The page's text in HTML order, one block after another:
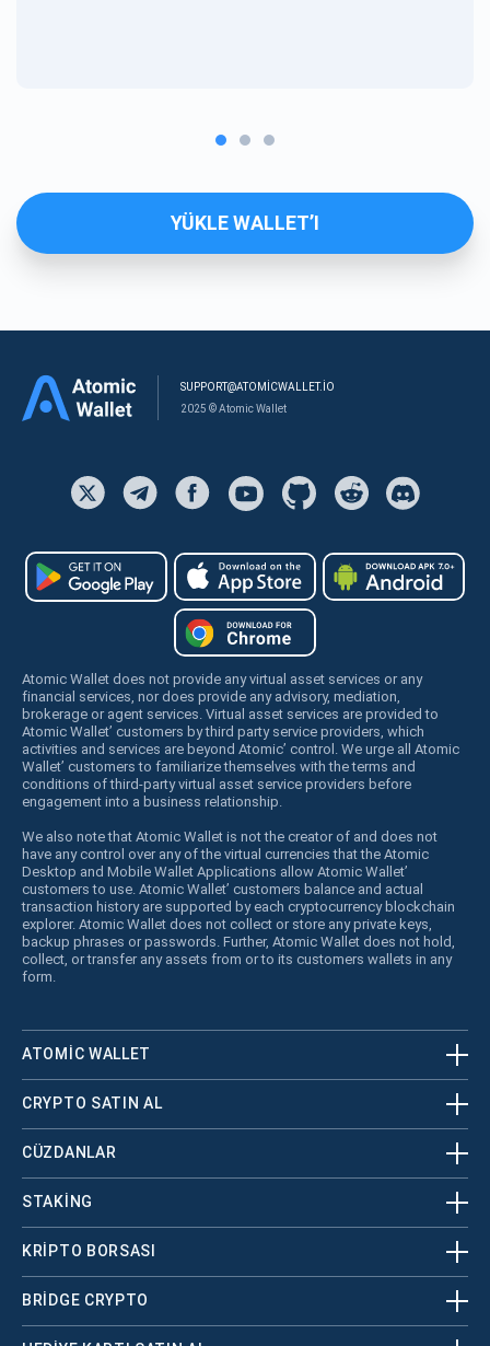
YÜKLE WALLET’I
SUPPORT@ATOMICWALLET.IO
2025 © Atomic Wallet
Atomic Wallet does not provide any virtual asset services or any
financial services, nor does provide any advisory, mediation,
brokerage or agent services. Virtual asset services are provided to
Atomic Wallet’ customers by third party service providers, which
activities and services are beyond Atomic’ control. We urge all Atomic
Wallet’ customers to familiarize themselves with the terms and
conditions of third-party virtual asset service providers before
engagement into a business relationship.
We also note that Atomic Wallet is not the creator of and does not
have any control over any of the virtual currencies that the Atomic
Desktop and Mobile Wallet Applications allow Atomic Wallet’
customers to use. Atomic Wallet’ customers balance and actual
transaction history are supported by each cryptocurrency blockchain
explorer. Atomic Wallet does not collect or store any private keys,
backup phrases or passwords. Further, Atomic Wallet does not hold,
collect, or transfer any assets from or to its customers wallets in any
form.
ATOMIC WALLET
CRYPTO SATIN AL
CÜZDANLAR
STAKING
KRİPTO BORSASI
BRIDGE CRYPTO